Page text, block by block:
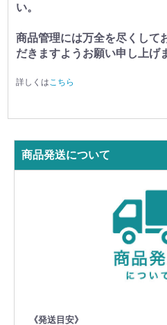
い。
商品管理には万全を尽くして
だきますようお願い申し上げ
詳しくはこちら
商品発送について
《発送目安》